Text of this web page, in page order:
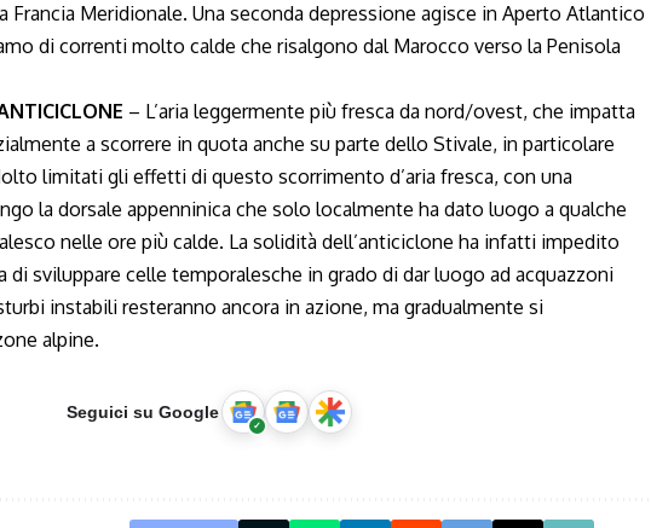
Francia Meridionale. Una seconda depressione agisce in Aperto Atlantico
di correnti molto calde che risalgono dal Marocco verso la Penisola
– L’aria leggermente più fresca da nord/ovest, che impatta
a scorrere in quota anche su parte dello Stivale, in particolare
limitati gli effetti di questo scorrimento d’aria fresca, con una
la dorsale appenninica che solo localmente ha dato luogo a qualche
nelle ore più calde. La solidità dell’anticiclone ha infatti impedito
di sviluppare celle temporalesche in grado di dar luogo ad acquazzoni
instabili resteranno ancora in azione, ma gradualmente si
alpine.
Seguici su Google